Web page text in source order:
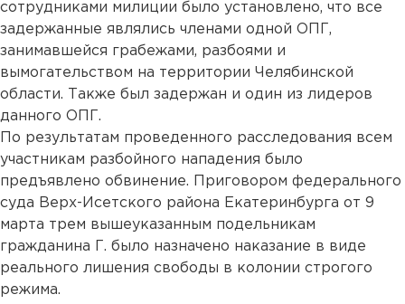
сотрудниками милиции было установлено, что все
задержанные являлись членами одной ОПГ,
занимавшейся грабежами, разбоями и
вымогательством на территории Челябинской
области. Также был задержан и один из лидеров
данного ОПГ.
По результатам проведенного расследования всем
участникам разбойного нападения было
предъявлено обвинение. Приговором федерального
суда Верх-Исетского района Екатеринбурга от 9
марта трем вышеуказанным подельникам
гражданина Г. было назначено наказание в виде
реального лишения свободы в колонии строгого
режима.